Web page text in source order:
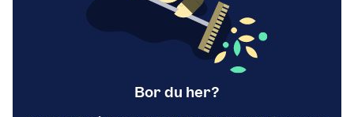
Bor du her?